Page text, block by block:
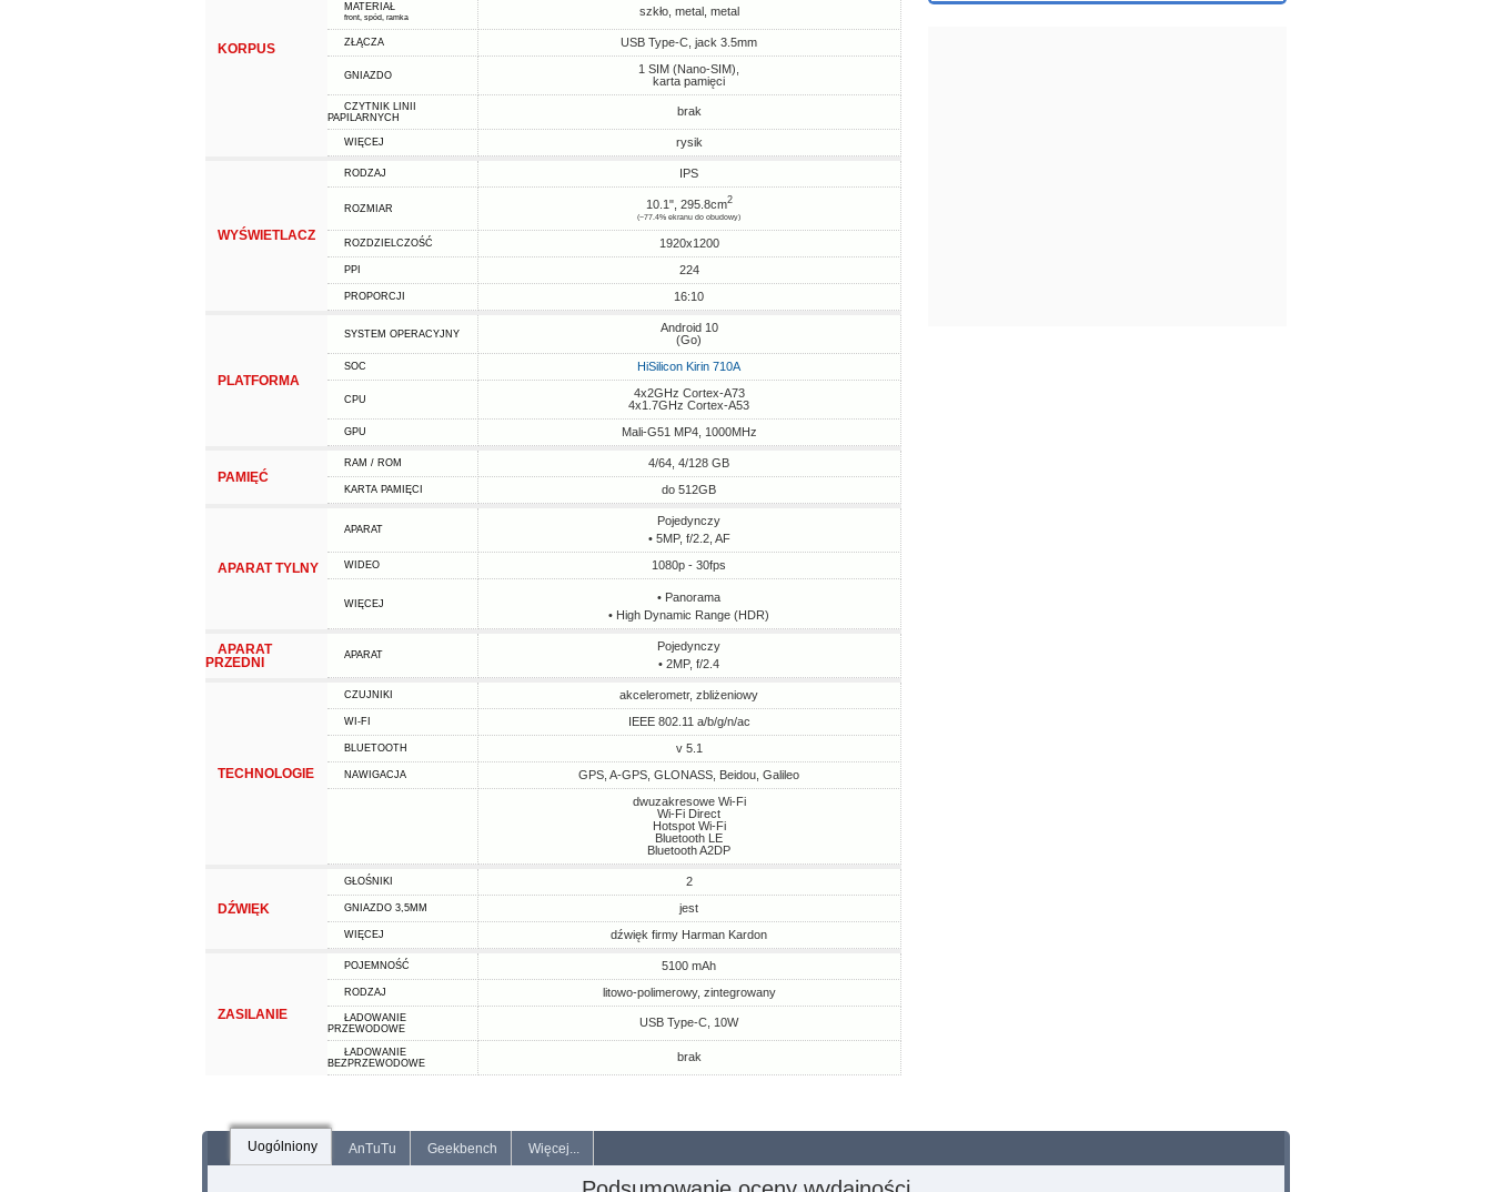
KORPUS
MATERIAŁ
front, spód, ramka szkło, metal, metal
ZŁĄCZA USB Type-C, jack 3.5mm
GNIAZDO
1 SIM (Nano-SIM),
karta pamięci
CZYTNIK LINII
PAPILARNYCH
brak
WIĘCEJ rysik
WYŚWIETLACZ
RODZAJ IPS
ROZMIAR 10.1", 295.8cm2
(~77.4% ekranu do obudowy)
ROZDZIELCZOŚĆ 1920x1200
PPI 224
PROPORCJI 16:10
PLATFORMA
SYSTEM OPERACYJNY
Android 10
(Go)
SOC HiSilicon Kirin 710A
CPU
4x2GHz Cortex-A73
4x1.7GHz Cortex-A53
GPU Mali-G51 MP4, 1000MHz
PAMIĘĆ
RAM / ROM 4/64, 4/128 GB
KARTA PAMIĘCI do 512GB
APARAT TYLNY
APARAT
Pojedynczy
• 5MP, f/2.2, AF
WIDEO 1080p - 30fps
WIĘCEJ
• Panorama
• High Dynamic Range (HDR)
APARAT
PRZEDNI
APARAT
Pojedynczy
• 2MP, f/2.4
TECHNOLOGIE
CZUJNIKI akcelerometr, zbliżeniowy
WI-FI IEEE 802.11 a/b/g/n/ac
BLUETOOTH v 5.1
NAWIGACJA
GPS, A-GPS, GLONASS, Beidou, Galileo
dwuzakresowe Wi-Fi
Wi-Fi Direct
Hotspot Wi-Fi
Bluetooth LE
Bluetooth A2DP
DŹWIĘK
GŁOŚNIKI 2
GNIAZDO 3,5MM jest
WIĘCEJ dźwięk firmy Harman Kardon
ZASILANIE
POJEMNOŚĆ 5100 mAh
RODZAJ litowo-polimerowy, zintegrowany
ŁADOWANIE
PRZEWODOWE
USB Type-C, 10W
ŁADOWANIE
BEZPRZEWODOWE
brak
Uogólniony AnTuTu Geekbench Więcej...